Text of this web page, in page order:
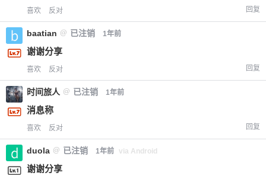
喜欢 反对 回复
baatian @ 已注销 1年前
谢谢分享
喜欢 反对 回复
时间旅人 @ 已注销 1年前
消息称
喜欢 反对 回复
duola @ 已注销 1年前 via Android
谢谢分享